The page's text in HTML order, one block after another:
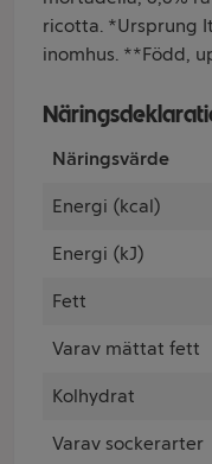
ricotta. *Ursprung
inomhus. **Född,
Näringsvärde
Energi (kcal)
Energi (kJ)
Fett
Varav mättat fett
Kolhydrat
Varav sockerarter